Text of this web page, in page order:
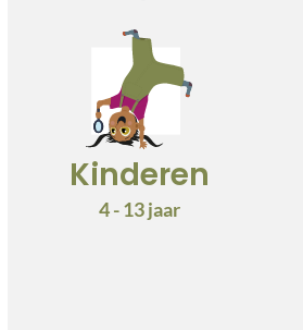
Kinderen
4 - 13 jaar